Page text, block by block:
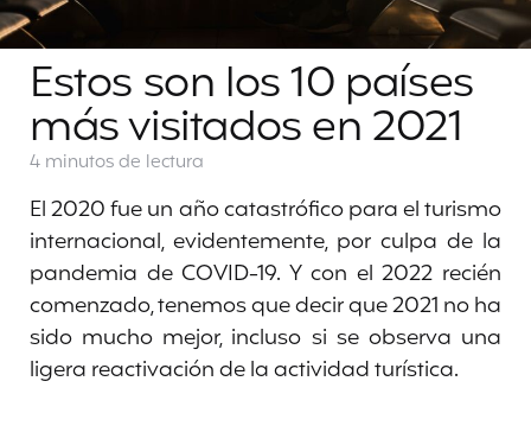
Estos son los 10 países
más visitados en 2021
4 minutosde lectura
El 2020 fue un año catastrófico para el turismo
internacional, evidentemente, por culpa de la
pandemia de COVID-19. Y con el 2022 recién
comenzado, tenemos que decir que 2021 no ha
sido mucho mejor, incluso si se observa una
ligera reactivación de la actividad turística.